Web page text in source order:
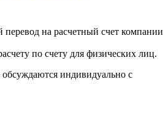
перевод на расчетный счет компании
по счету для физических лиц.
индивидуально с